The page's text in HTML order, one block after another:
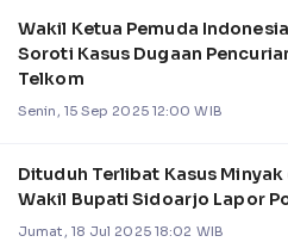
Wakil Ketua Pemuda
Soroti Kasus Dugaan
Telkom
Senin, 15 Sep 2025 12:00 WIB
Dituduh Terlibat Kasus Minyak
Wakil Bupati Sidoarjo Lapor
Jumat, 18 Jul 2025 18:02 WIB